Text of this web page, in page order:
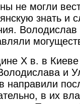
не могли
знать и
X в. в
и
направили
в их